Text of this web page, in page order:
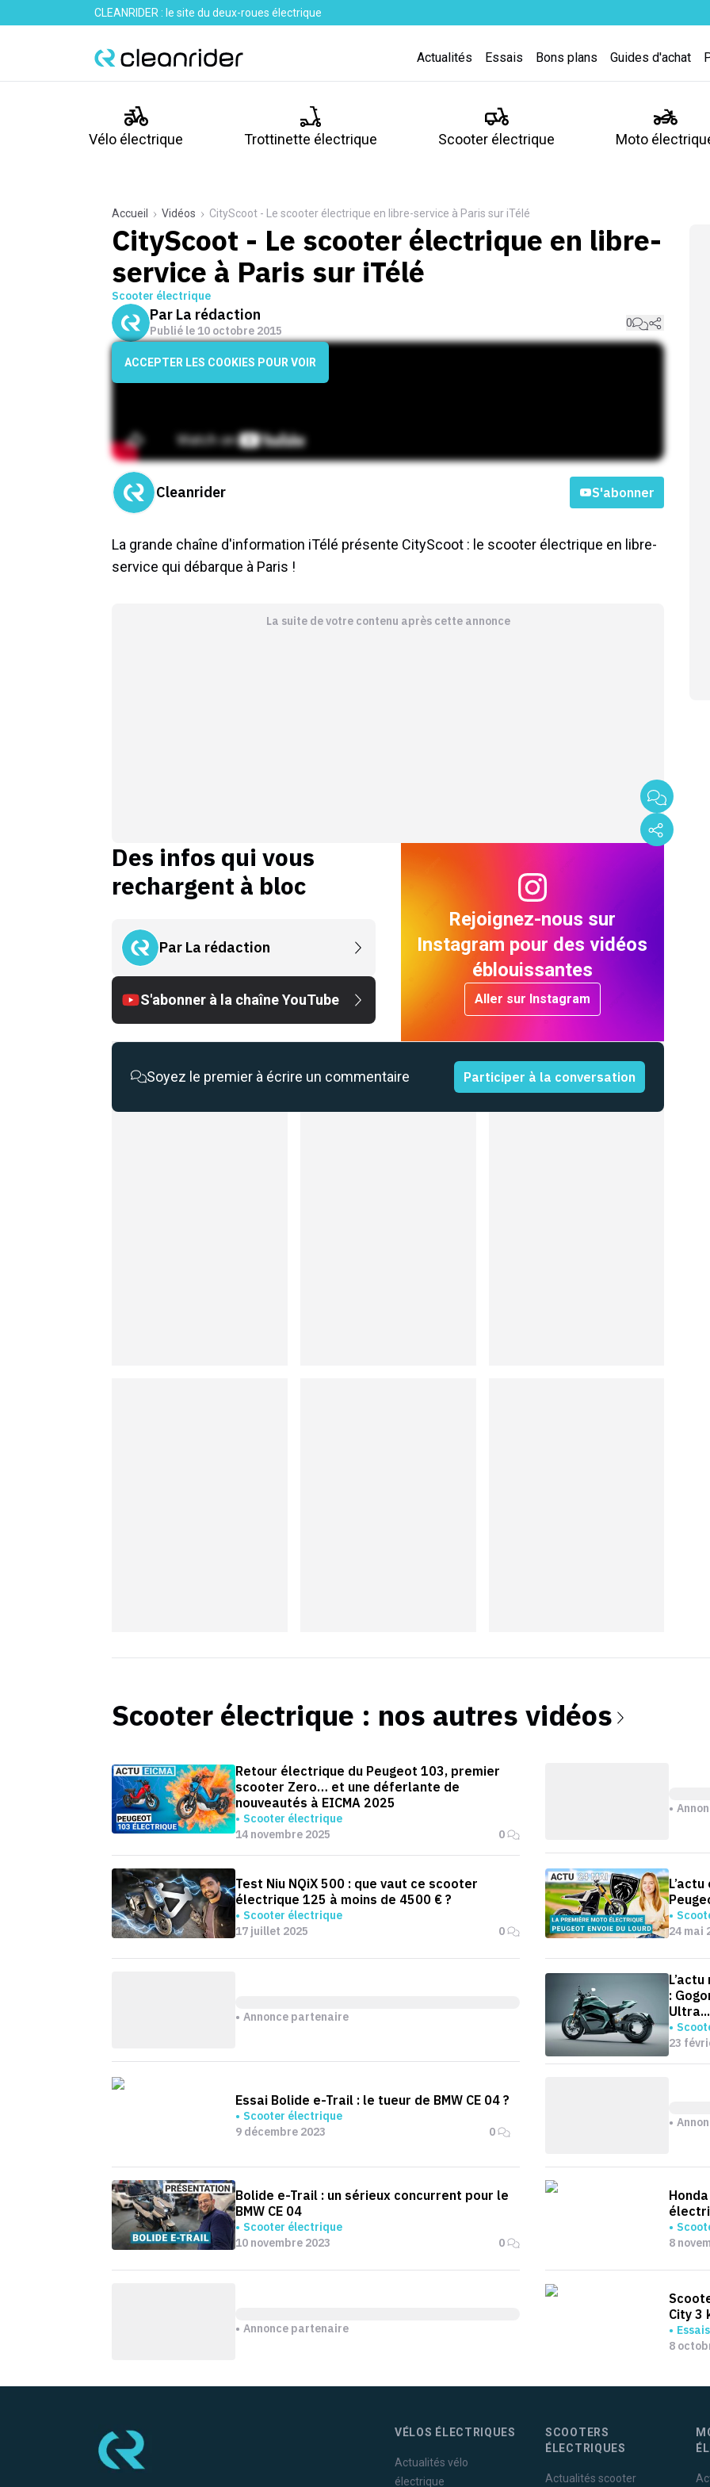
CLEANRIDER : le site du deux-roues électrique
Actualités Essais Bons plans Guides d'achat
Vélo électrique Trottinette électrique Scooter électrique Moto
Accueil Vidéos CityScoot - Le scooter électrique en libre-service à Paris sur iTélé
CityScoot - Le scooter électrique en libre-
service à Paris sur iTélé
Scooter électrique
Par La rédaction
Publié le10 octobre 2015
0
ACCEPTER LES COOKIES POUR VOIR
Cleanrider S'abonner
La grande chaîne d'information iTélé présente CityScoot : le scooter électrique en libre-
service qui débarque à Paris !
La suite de votre contenu après cette annonce
Des infos qui vous
rechargent à bloc
Par La rédaction
S'abonner à la chaîne YouTube
Rejoignez-nous sur
Instagram pour des vidéos
éblouissantes
Aller sur Instagram
Soyez le premier à écrire un commentaire Participer à la conversation
Scooter électrique : nos autres vidéos
Retour électrique du Peugeot 103, premier
scooter Zero… et une déferlante de
nouveautés à EICMA 2025
Scooter électrique
14 novembre 2025
0
Test Niu NQiX 500 : que vaut ce scooter
électrique 125 à moins de 4500 € ?
Scooter électrique
17 juillet 2025
0
24 mai
Annonce partenaire
:
Ultra...
23
Essai Bolide e-Trail : le tueur de BMW CE 04 ?
Scooter électrique
9 décembre 2023
0
Bolide e-Trail : un sérieux concurrent pour le
BMW CE 04
Scooter électrique
10 novembre 2023
0
8
Annonce partenaire
City 3
Essais
8
VÉLOS ÉLECTRIQUES
Actualités vélo
électrique
SCOOTERS
ÉLECTRIQUES
Actualités scooter